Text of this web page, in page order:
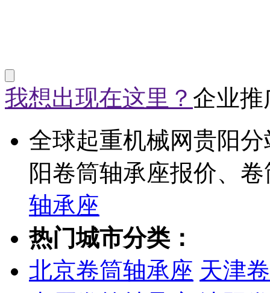
我想出现在这里？ 企业推
全球起重机械网贵阳
阳卷筒轴承座报价、
轴承座
热门城市分类：
北京卷筒轴承座 天津